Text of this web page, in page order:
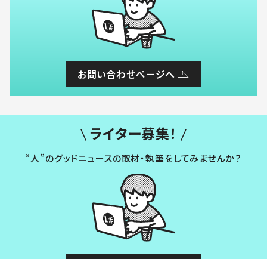
お問い合わせページへ
ライター募集！
“人”のグッドニュースの取材・執筆をしてみませんか？